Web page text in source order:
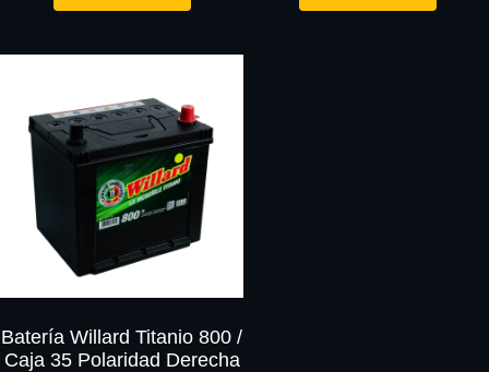
Batería Willard Titanio 800 /
Caja 35 Polaridad Derecha